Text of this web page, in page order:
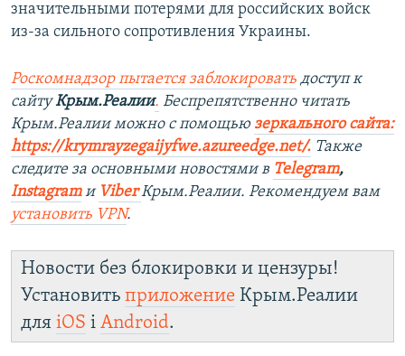
значительными потерями для российских войск
из-за сильного сопротивления Украины.
Роскомнадзор пытается заблокировать доступ к
сайтуКрым.Реалии. Беспрепятственно читать
Крым.Реалии можно с помощью зеркального сайта:
https://krymrayzegaijyfwe.azureedge.net/. Также
следите за основными новостями в Telegram,
Instagramи ViberКрым.Реалии. Рекомендуем вам
установить VPN.
Новости без блокировки и цензуры!
Установить приложение Крым.Реалии
для iOS і Android.